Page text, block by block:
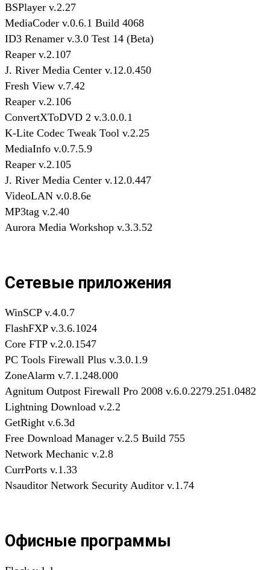
BSPlayer v.2.27
MediaCoder v.0.6.1 Build 4068
ID3 Renamer v.3.0 Test 14 (Beta)
Reaper v.2.107
J. River Media Center v.12.0.450
Fresh View v.7.42
Reaper v.2.106
ConvertXToDVD 2 v.3.0.0.1
K-Lite Codec Tweak Tool v.2.25
MediaInfo v.0.7.5.9
Reaper v.2.105
J. River Media Center v.12.0.447
VideoLAN v.0.8.6e
MP3tag v.2.40
Aurora Media Workshop v.3.3.52
Сетевые приложения
WinSCP v.4.0.7
FlashFXP v.3.6.1024
Core FTP v.2.0.1547
PC Tools Firewall Plus v.3.0.1.9
ZoneAlarm v.7.1.248.000
Agnitum Outpost Firewall Pro 2008 v.6.0.2279.251.0482
Lightning Download v.2.2
GetRight v.6.3d
Free Download Manager v.2.5 Build 755
Network Mechanic v.2.8
CurrPorts v.1.33
Nsauditor Network Security Auditor v.1.74
Офисные программы